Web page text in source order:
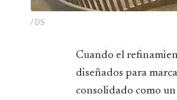
/ DS
Cuando el refinamiento se encuentra con la autenticidad culinaria, surgen espacios
diseñados para
consolidado como